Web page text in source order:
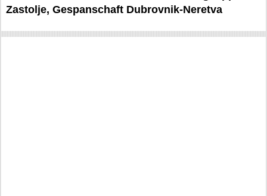
Zastolje, Gespanschaft Dubrovnik-Neretva